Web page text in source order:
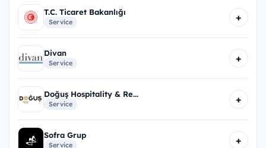
T.C. Ticaret Bakanlığı
Service +
Divan
Service +
Doğuş Hospitality & Re...
Service +
Sofra Grup
Service +